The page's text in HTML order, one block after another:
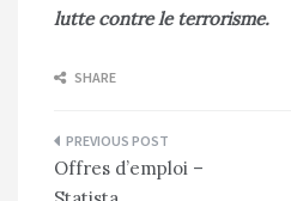
lutte contre le terrorisme.
SHARE
Navigation
de
Offres d’emploi –